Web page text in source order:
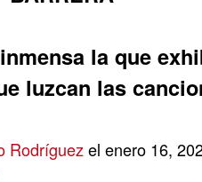
la que
luzcan las
Rodríguez el enero 16,